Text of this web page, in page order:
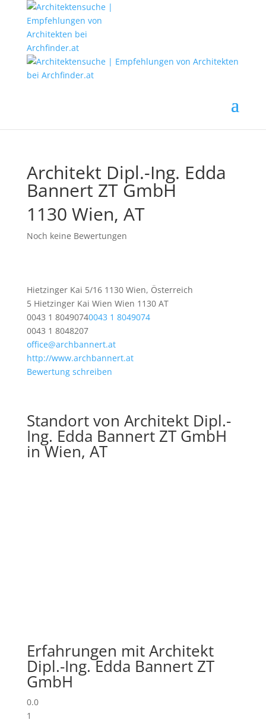
Architekt Dipl.-Ing. Edda
Bannert ZT GmbH
1130 Wien, AT
Noch keine Bewertungen
Hietzinger Kai 5/16 1130 Wien, Österreich
5 Hietzinger Kai Wien Wien 1130 AT
0043 1 80490740043 1 8049074
0043 1 8048207
office@archbannert.at
http://www.archbannert.at
Bewertung schreiben
Standort von Architekt Dipl.-
Ing. Edda Bannert ZT GmbH
in Wien, AT
Erfahrungen mit Architekt
Dipl.-Ing. Edda Bannert ZT
GmbH
0.0
1